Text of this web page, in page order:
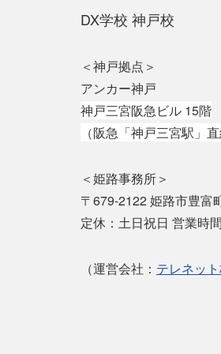
DX学校 神戸校
＜神戸拠点＞
アンカー神戸
神戸三宮阪急ビル 15階
（阪急「神戸三宮駅」
＜姫路事務所＞
〒679-2122 姫路市豊富
定休：土日祝日 営業時
（運営会社： テレネッ